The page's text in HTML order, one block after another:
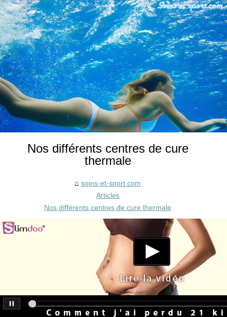
Nos différents centres de cure
thermale
soins-et-sport.com
Articles
Nos différents centres de cure thermale